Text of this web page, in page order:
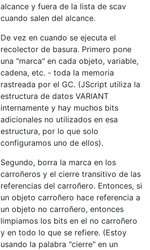
alcance y fuera de la lista de scav
cuando salen del alcance.
De vez en cuando se ejecuta el
recolector de basura. Primero pone
una "marca" en cada objeto, variable,
cadena, etc. - toda la memoria
rastreada por el GC. (JScript utiliza la
estructura de datos VARIANT
internamente y hay muchos bits
adicionales no utilizados en esa
estructura, por lo que solo
configuramos uno de ellos).
Segundo, borra la marca en los
carroñeros y el cierre transitivo de las
referencias del carroñero. Entonces, si
un objeto carroñero hace referencia a
un objeto no carroñero, entonces
limpiamos los bits en el no carroñero
y en todo lo que se refiere. (Estoy
usando la palabra "cierre" en un